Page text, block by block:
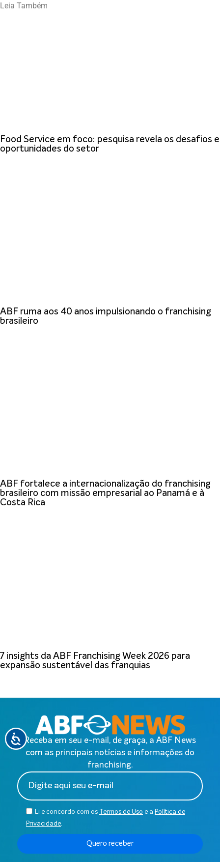
Leia Também
Food Service em foco: pesquisa revela os desafios e
oportunidades do setor
ABF ruma aos 40 anos impulsionando o franchising
brasileiro
ABF fortalece a internacionalização do franchising
brasileiro com missão empresarial ao Panamá e à
Costa Rica
7 insights da ABF Franchising Week 2026 para
expansão sustentável das franquias
Receba em seu e-mail, de graça, a ABF News
com as principais notícias e informações do
franchising.
Li e concordo com os Termos de Uso e a Política de
Privacidade.
Quero receber